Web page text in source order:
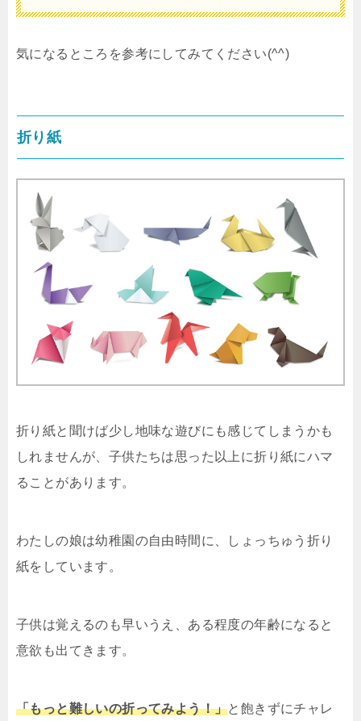
気になるところを参考にしてみてください(^^)
折り紙
折り紙と聞けば少し地味な遊びにも感じてしまうかも
しれませんが、子供たちは思った以上に折り紙にハマ
ることがあります。
わたしの娘は幼稚園の自由時間に、しょっちゅう折り
紙をしています。
子供は覚えるのも早いうえ、ある程度の年齢になると
意欲も出てきます。
「もっと難しいの折ってみよう！」と飽きずにチャレ